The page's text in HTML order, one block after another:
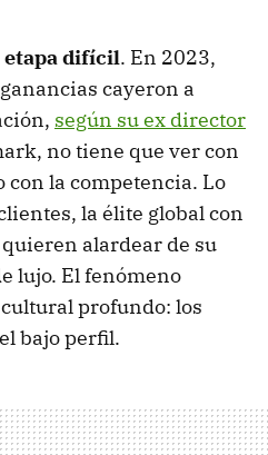
etapa difícil. En 2023,
cayeron a
según su ex director
no tiene que ver con
con la competencia. Lo
la élite global con
alardear de su
lujo. El fenómeno
profundo: los
bajo perfil.